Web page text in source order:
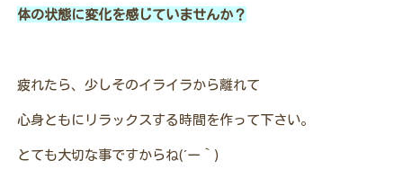
体の状態に変化を感じていませんか？
疲れたら、少しそのイライラから離れて
心身ともにリラックスする時間を作って下さい。
とても大切な事ですからね(´ー｀)